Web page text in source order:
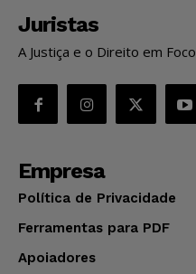
Juristas
A Justiça e o Direito em Foco
Empresa
Política de Privacidade
Ferramentas para PDF
Apoiadores